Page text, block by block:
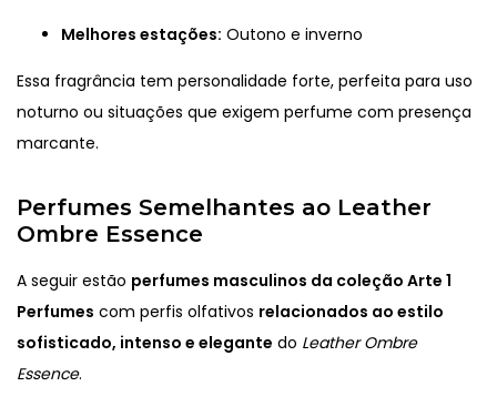
Melhores estações: Outono e inverno
Essa fragrância tem personalidade forte, perfeita para uso
noturno ou situações que exigem perfume com presença
marcante.
Perfumes Semelhantes ao Leather
Ombre Essence
A seguir estão perfumes masculinos da coleção Arte 1
Perfumes com perfis olfativos relacionados ao estilo
sofisticado, intenso e elegante do Leather Ombre
Essence.